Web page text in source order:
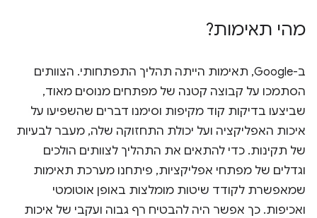
מהי תאימות?
ב-Google, תאימות הייתה תהליך התפתחותי. הצוותים
הסתמכו על קבוצה קטנה של מפתחים מנוסים מאוד,
שביצעו בדיקות קוד מקיפות וסימנו דברים שהשפיעו על
איכות האפליקציה ועל יכולת התחזוקה שלה, מעבר לבעיות
של תקינות. כדי להתאים את התהליך לצוותים הולכים
וגדלים של מפתחי אפליקציות, פיתחנו מערכת תאימות
שמאפשרת לקודד שיטות מומלצות באופן אוטומטי
ואכיפות. כך אפשר היה להבטיח רף גבוה ועקבי של איכות